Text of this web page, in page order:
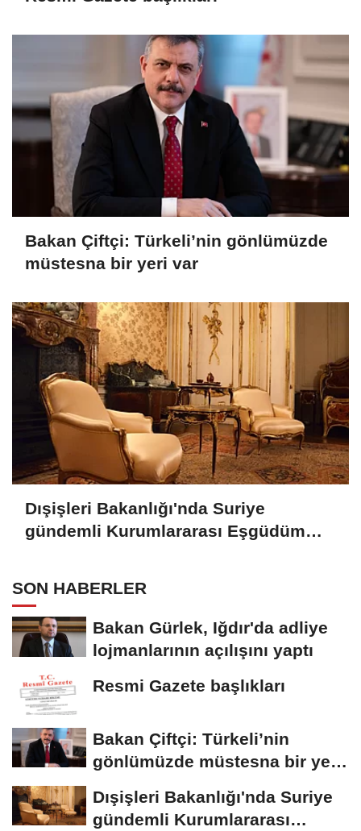
Bakan Çiftçi: Türkeli’nin gönlümüzde
müstesna bir yeri var
Dışişleri Bakanlığı'nda Suriye
gündemli Kurumlararası Eşgüdüm
SON HABERLER
Bakan Gürlek, Iğdır'da adliye
lojmanlarının açılışını yaptı
Resmi Gazete başlıkları
Bakan Çiftçi: Türkeli’nin
gönlümüzde müstesna bir yeri
Dışişleri Bakanlığı'nda Suriye
gündemli Kurumlararası